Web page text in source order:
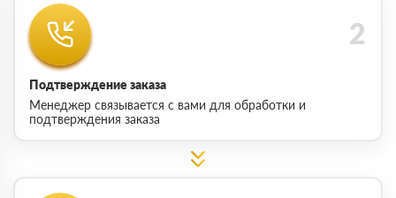
Подтверждение заказа
Менеджер связывается с вами для обработки и
подтверждения заказа